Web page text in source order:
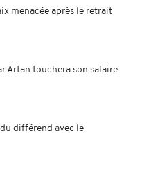
menacée après le retrait
Artan touchera son salaire
différend avec le